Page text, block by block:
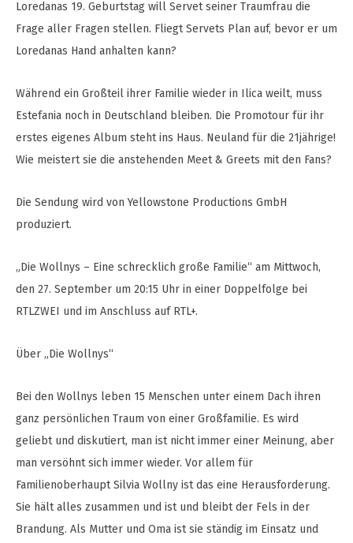
Loredanas 19. Geburtstag will Servet seiner Traumfrau die
Frage aller Fragen stellen. Fliegt Servets Plan auf, bevor er um
Loredanas Hand anhalten kann?
Während ein Großteil ihrer Familie wieder in Ilica weilt, muss
Estefania noch in Deutschland bleiben. Die Promotour für ihr
erstes eigenes Album steht ins Haus. Neuland für die 21jährige!
Wie meistert sie die anstehenden Meet & Greets mit den Fans?
Die Sendung wird von Yellowstone Productions GmbH
produziert.
„Die Wollnys – Eine schrecklich große Familie“ am Mittwoch,
den 27. September um 20:15 Uhr in einer Doppelfolge bei
RTLZWEI und im Anschluss auf RTL+.
Über „Die Wollnys“
Bei den Wollnys leben 15 Menschen unter einem Dach ihren
ganz persönlichen Traum von einer Großfamilie. Es wird
geliebt und diskutiert, man ist nicht immer einer Meinung, aber
man versöhnt sich immer wieder. Vor allem für
Familienoberhaupt Silvia Wollny ist das eine Herausforderung.
Sie hält alles zusammen und ist und bleibt der Fels in der
Brandung. Als Mutter und Oma ist sie ständig im Einsatz und